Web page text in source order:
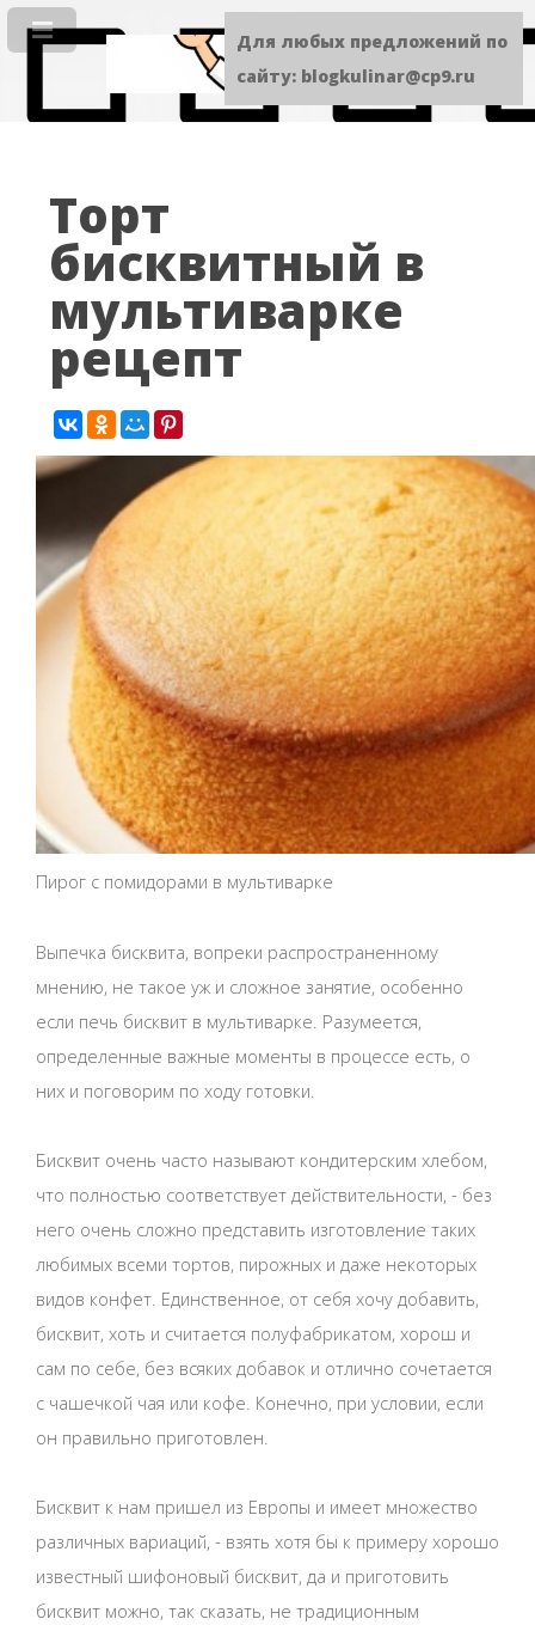
Торт
бисквитный в
мультиварке
рецепт
Пирог с помидорами в мультиварке
Выпечка бисквита, вопреки распространенному
мнению, не такое уж и сложное занятие, особенно
если печь бисквит в мультиварке. Разумеется,
определенные важные моменты в процессе есть, о
них и поговорим по ходу готовки.
Бисквит очень часто называют кондитерским хлебом,
что полностью соответствует действительности, - без
него очень сложно представить изготовление таких
любимых всеми тортов, пирожных и даже некоторых
видов конфет. Единственное, от себя хочу добавить,
бисквит, хоть и считается полуфабрикатом, хорош и
сам по себе, без всяких добавок и отлично сочетается
с чашечкой чая или кофе. Конечно, при условии, если
он правильно приготовлен.
Бисквит к нам пришел из Европы и имеет множество
различных вариаций, - взять хотя бы к примеру хорошо
известный шифоновый бисквит, да и приготовить
бисквит можно, так сказать, не традиционным
Для любых предложений по
сайту: blogkulinar@cp9.ru